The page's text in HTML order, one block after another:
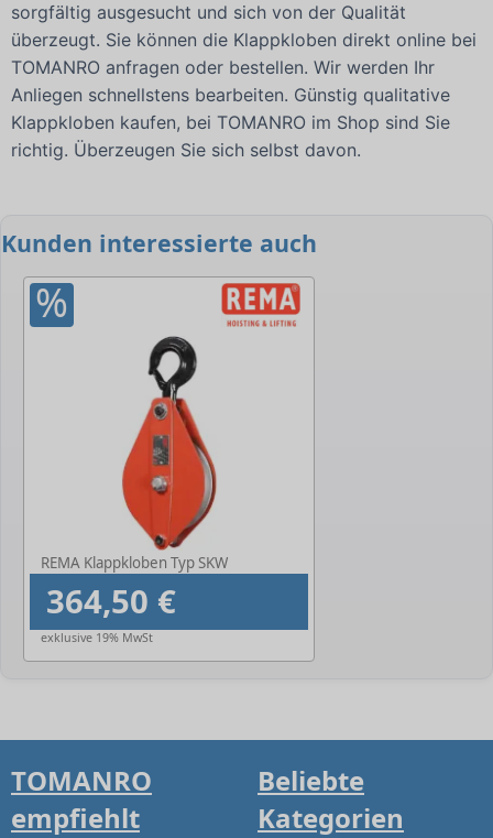
sorgfältig ausgesucht und sich von der Qualität
überzeugt. Sie können die Klappkloben direkt online bei
TOMANRO anfragen oder bestellen. Wir werden Ihr
Anliegen schnellstens bearbeiten. Günstig qualitative
Klappkloben kaufen, bei TOMANRO im Shop sind Sie
richtig. Überzeugen Sie sich selbst davon.
Kunden interessierte auch
%
REMA Klappkloben Typ SKW
364,50 €
exklusive 19% MwSt
TOMANRO
empfiehlt
Beliebte
Kategorien